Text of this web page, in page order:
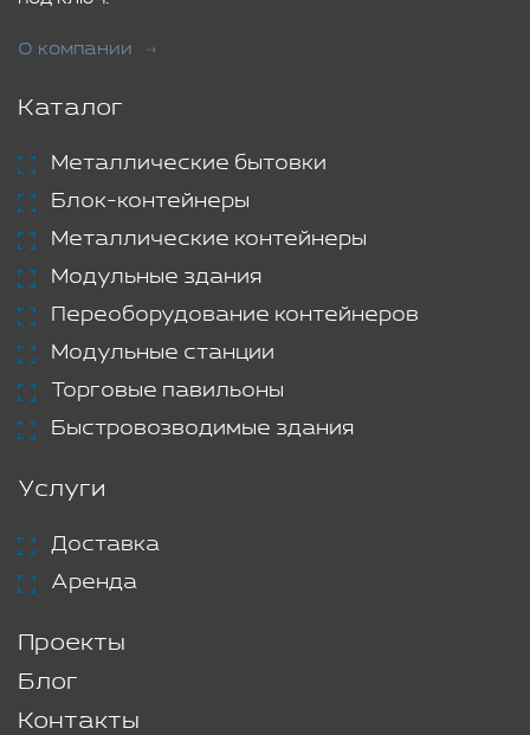
О компании
Каталог
Металлические бытовки
Блок-контейнеры
Металлические контейнеры
Модульные здания
Переоборудование контейнеров
Модульные станции
Торговые павильоны
Быстровозводимые здания
Услуги
Доставка
Аренда
Проекты
Блог
Контакты